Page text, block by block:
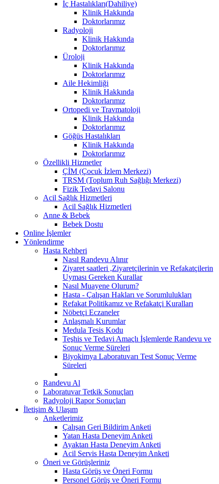
İç Hastalıkları(Dahiliye)
Klinik Hakkında
Doktorlarımız
Radyoloji
Klinik Hakkında
Doktorlarımız
Üroloji
Klinik Hakkında
Doktorlarımız
Aile Hekimliği
Klinik Hakkında
Doktorlarımız
Ortopedi ve Travmatoloji
Klinik Hakkında
Doktorlarımız
Göğüs Hastalıkları
Klinik Hakkında
Doktorlarımız
Özellikli Hizmetler
ÇİM (Çocuk İzlem Merkezi)
TRSM (Toplum Ruh Sağlığı Merkezi)
Fizik Tedavi Salonu
Acil Sağlık Hizmetleri
Acil Sağlık Hizmetleri
Anne & Bebek
Bebek Dostu
Online İşlemler
Yönlendirme
Hasta Rehberi
Nasıl Randevu Alınır
Ziyaret saatleri ,Ziyaretçilerinin ve Refakatçilerin
Uyması Gereken Kurallar
Nasıl Muayene Olurum?
Hasta - Çalışan Hakları ve Sorumlulukları
Refakat Politikamız ve Refakatçi Kuralları
Nöbetçi Eczaneler
Anlaşmalı Kurumlar
Medula Tesis Kodu
Teşhis ve Tedavi Amaçlı İşlemlerde Randevu ve
Sonuç Verme Süreleri
Biyokimya Laboratuvarı Test Sonuç Verme
Süreleri
Randevu Al
Laboratuvar Tetkik Sonuçları
Radyoloji Rapor Sonuçları
İletişim & Ulaşım
Anketlerimiz
Çalışan Geri Bildirim Anketi
Yatan Hasta Deneyim Anketi
Ayaktan Hasta Deneyim Anketi
Acil Servis Hasta Deneyim Anketi
Öneri ve Görüşleriniz
Hasta Görüş ve Öneri Formu
Personel Görüş ve Öneri Formu